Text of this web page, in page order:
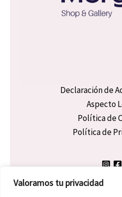
Valoramos tu privacidad
Declaración de
Aspecto
Política de
Política de